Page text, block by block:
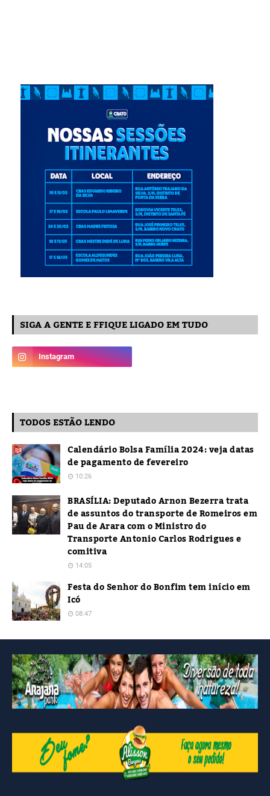
SIGA A GENTE E FFIQUE LIGADO EM TUDO
TODOS ESTÃO LENDO
Calendário Bolsa Família 2024: veja datas
de pagamento de fevereiro
10:26
BRASÍLIA: Deputado Arnon Bezerra trata
de assuntos do transporte de Romeiros em
Pau de Arara com o Ministro do
Transporte Antonio Carlos Rodrigues e
comitiva
14:05
Festa do Senhor do Bonfim tem início em
Icó
08:47